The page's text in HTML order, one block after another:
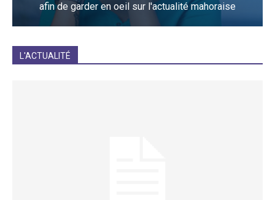
afin de garder en oeil sur l'actualité mahoraise
L'ACTUALITÉ